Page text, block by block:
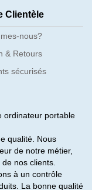
Clientèle
nous?
& Retours
sécurisés
ordinateur portable
qualité. Nous
de notre métier,
nos clients.
à un contrôle
La bonne qualité